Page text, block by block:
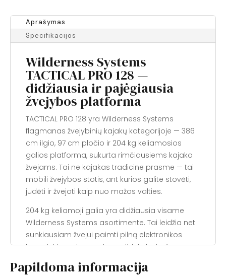
Aprašymas
Specifikacijos
Wilderness Systems
TACTICAL PRO 128 —
didžiausia ir pajėgiausia
žvejybos platforma
TACTICAL PRO 128 yra Wilderness Systems
flagmanas žvejybinių kajakų kategorijoje — 386
cm ilgio, 97 cm pločio ir 204 kg keliamosios
galios platforma, sukurta rimčiausiems kajako
žvejams. Tai ne kajakas tradicine prasme — tai
mobili žvejybos stotis, ant kurios galite stovėti,
judėti ir žvejoti kaip nuo mažos valties.
204 kg keliamoji galia yra didžiausia visame
Wilderness Systems asortimente. Tai leidžia net
sunkiausiam žvejui paimti pilną elektronikos
komplektą: echosondą su didele baterija,
dienos žvejybos arsenalas neprarandant
Papildoma informacija